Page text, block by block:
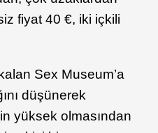
fiyat 40 €, iki içkili
Sex Museum’a
düşünerek
yüksek olmasından